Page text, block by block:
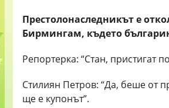
Престолонаследникът е
Бирмингам, където
Репортерка: “Стан, пристигат
Стилиян Петров: “Да, беше от
ще е купонът”.